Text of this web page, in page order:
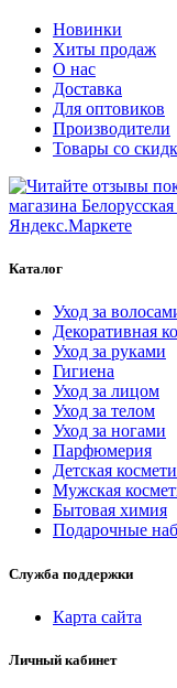
Новинки
Хиты продаж
О нас
Доставка
Для оптовиков
Производители
Товары со
Каталог
Уход за
Декоративная
Уход за руками
Гигиена
Уход за лицом
Уход за телом
Уход за ногами
Парфюмерия
Детская
Мужская
Бытовая химия
Подарочные
Служба поддержки
Карта сайта
Личный кабинет